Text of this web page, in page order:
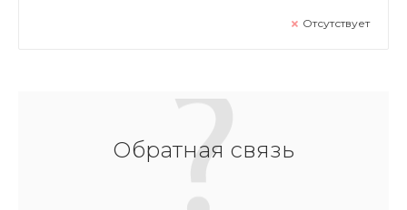
Отсутствует
Обратная связь